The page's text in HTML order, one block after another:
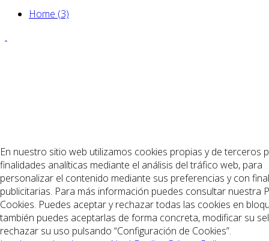
Home (3)
En nuestro sitio web utilizamos cookies propias y de terceros
finalidades analíticas mediante el análisis del tráfico web, para
personalizar el contenido mediante sus preferencias y con
publicitarias. Para más información puedes consultar nuestra
Cookies. Puedes aceptar y rechazar todas las cookies en
también puedes aceptarlas de forma concreta, modificar su
rechazar su uso pulsando “Configuración de Cookies”.